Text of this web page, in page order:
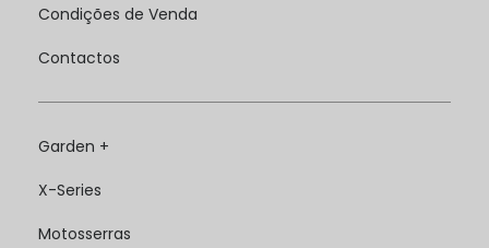
Condições de Venda
Contactos
Garden +
X-Series
Motosserras